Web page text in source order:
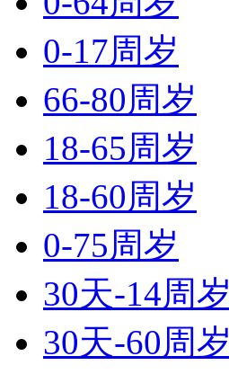
0-17周岁
66-80周岁
18-65周岁
18-60周岁
0-75周岁
30天-14周岁
30天-60周岁